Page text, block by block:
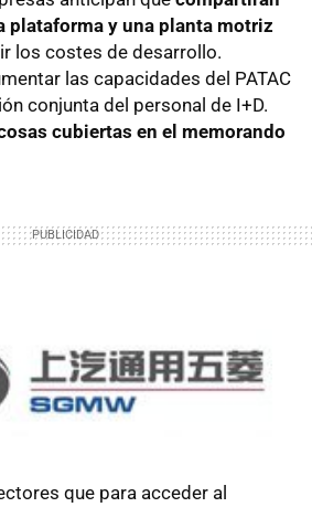
plataforma y una planta motriz
los costes de desarrollo.
las capacidades del PATAC
conjunta del personal de I+D.
cubiertas en el memorando
que para acceder al